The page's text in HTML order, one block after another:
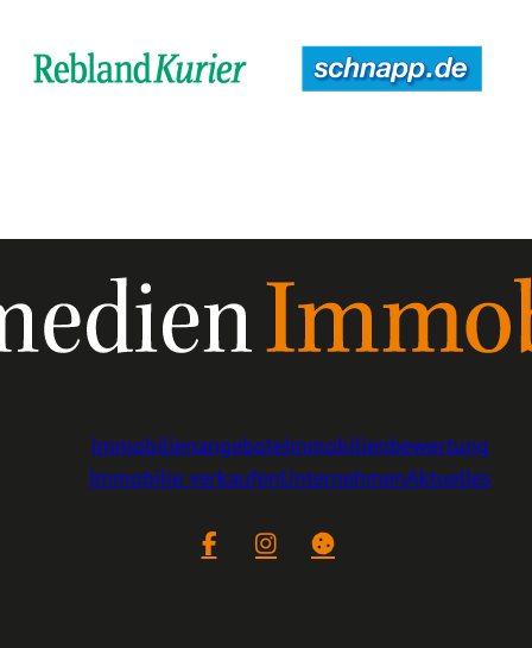
ImmobilienangeboteImmobilienbewertung
Immobilie verkaufenUnternehmenAktuelles
FacebookInstagramCookie-Einstellungen